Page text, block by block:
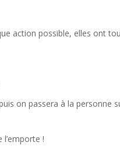
action possible, elles ont
on passera à la personne
l’emporte !